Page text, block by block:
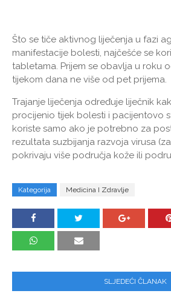
Što se tiče aktivnog liječenja u fazi
manifestacije bolesti, najčešće se
tabletama. Prijem se obavlja u roku
tijekom dana ne više od pet prijema.
Trajanje liječenja određuje liječnik
procijenio tijek bolesti i pacijentovo
koriste samo ako je potrebno za
rezultata suzbijanja razvoja virusa
pokrivaju više područja kože ili
Kategorija Medicina I Zdravlje
SLJEDEĆI ČLANAK